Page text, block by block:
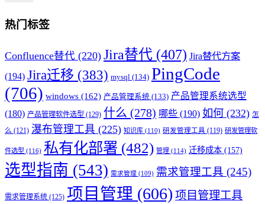
热门标签
Confluence替代 (220) Jira替代 (407) Jira替代方案
(194) Jira迁移 (383) mysql (134) PingCode
(706) windows (162) 产品管理系统 (133) 产品管理系统选型
(180) 产品管理软件选型 (129) 什么 (278) 哪些 (190) 如何 (232) 怎
么 (121) 瀑布管理工具 (225) 知识库 (110) 研发管理工具 (119) 研发管理软
件选型 (116) 私有化部署 (482) 管理 (114) 迁移成本 (157)
选型指南 (543) 需求管理 (109) 需求管理工具 (245)
需求管理系统 (125) 项目管理 (606) 项目管理工具